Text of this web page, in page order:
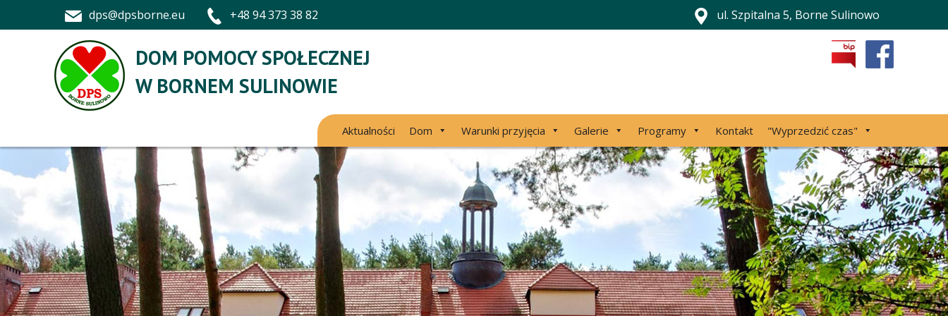
dps@dpsborne.eu +48 94 373 38 82 ul. Szpitalna 5, Borne Sulinowo
DOM POMOCY SPOŁECZNEJ
W BORNEM SULINOWIE
Aktualności Dom Warunki przyjęcia Galerie Programy Kontakt "Wyprzedzić czas"